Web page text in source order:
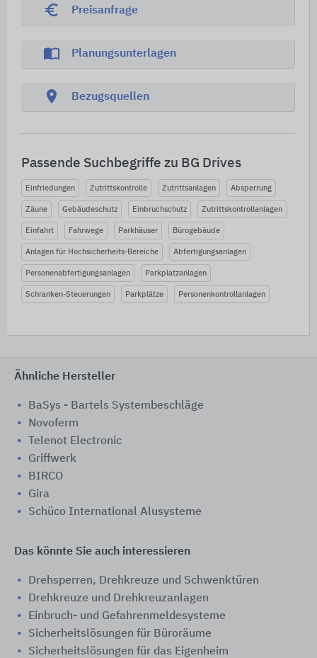
euro_symbol Preisanfrage
import_contacts Planungsunterlagen
location_on Bezugsquellen
Passende Suchbegriffe zu BG Drives
Einfriedungen Zutrittskontrolle Zutrittsanlagen Absperrung
Zäune Gebäudeschutz Einbruchschutz Zutrittskontrollanlagen
Einfahrt Fahrwege Parkhäuser Bürogebäude
Anlagen für Hochsicherheits-Bereiche Abfertigungsanlagen
Personenabfertigungsanlagen Parkplatzanlagen
Schranken-Steuerungen Parkplätze Personenkontrollanlagen
Ähnliche Hersteller
BaSys - Bartels Systembeschläge
Novoferm
Telenot Electronic
Griffwerk
BIRCO
Gira
Schüco International Alusysteme
Das könnte Sie auch interessieren
Drehsperren, Drehkreuze und Schwenktüren
Drehkreuze und Drehkreuzanlagen
Einbruch- und Gefahrenmeldesysteme
Sicherheitslösungen für Büroräume
Sicherheitslösungen für das Eigenheim